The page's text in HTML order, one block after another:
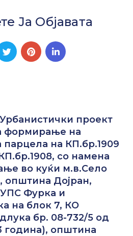
Ја Објавата
проект
формирање на
парцела на КП.бр.1909
со намена
во куќи м.в.Село
општина Дојран,
УПС Фурка и
на блок 7, КО
бр. 08-732/5 од
година), општина